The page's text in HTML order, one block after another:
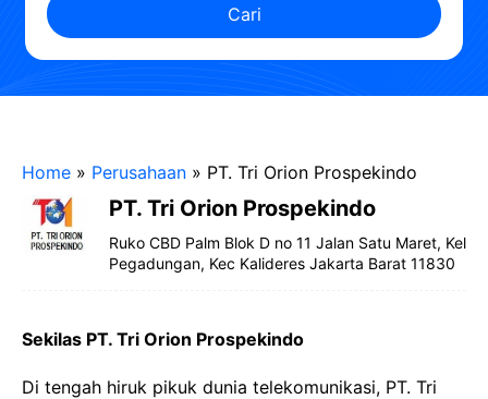
Cari
Home » Perusahaan » PT. Tri Orion Prospekindo
PT. Tri Orion Prospekindo
Ruko CBD Palm Blok D no 11 Jalan Satu Maret, Kel
Pegadungan, Kec Kalideres Jakarta Barat 11830
Sekilas PT. Tri Orion Prospekindo
Di tengah hiruk pikuk dunia telekomunikasi, PT. Tri